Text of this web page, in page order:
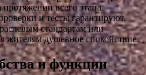
протяжении всего этапа
и тесты гарантируют,
стандартам или
жителям душевное спокойствие.
и функции